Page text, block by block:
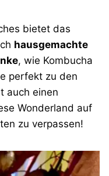
bietet das
hausgemachte
, wie Kombucha
perfekt zu den
auch einen
Wonderland auf
zu verpassen!